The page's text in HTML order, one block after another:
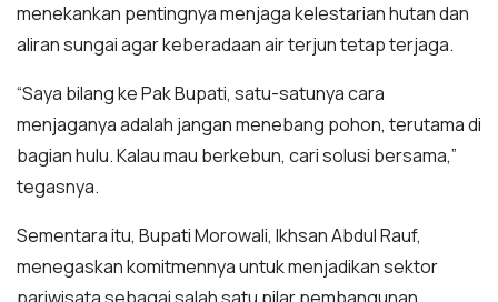
menekankan pentingnya menjaga kelestarian hutan dan
aliran sungai agar keberadaan air terjun tetap terjaga.
“Saya bilang ke Pak Bupati, satu-satunya cara
menjaganya adalah jangan menebang pohon, terutama di
bagian hulu. Kalau mau berkebun, cari solusi bersama,”
tegasnya.
Sementara itu, Bupati Morowali, Ikhsan Abdul Rauf,
menegaskan komitmennya untuk menjadikan sektor